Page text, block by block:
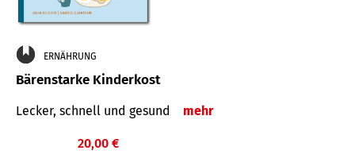
ERNÄHRUNG
Bärenstarke Kinderkost
Lecker, schnell und gesund mehr
20,00 €